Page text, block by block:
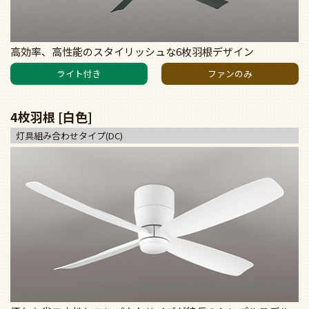
高効率、高性能のスタイリッシュな6枚羽根デザイン
ライト付き ファンのみ
4枚羽根 [白色]
灯具組み合わせタイプ(DC)